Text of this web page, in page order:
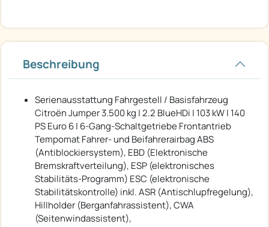
Beschreibung
Serienausstattung Fahrgestell / Basisfahrzeug
Citroën Jumper 3.500 kg | 2.2 BlueHDi | 103 kW | 140
PS Euro 6 | 6-Gang-Schaltgetriebe Frontantrieb
Tempomat Fahrer- und Beifahrerairbag ABS
(Antiblockiersystem), EBD (Elektronische
Bremskraftverteilung), ESP (elektronisches
Stabilitäts-Programm) ESC (elektronische
Stabilitätskontrolle) inkl. ASR (Antischlupfregelung),
Hillholder (Berganfahrassistent), CWA
(Seitenwindassistent),